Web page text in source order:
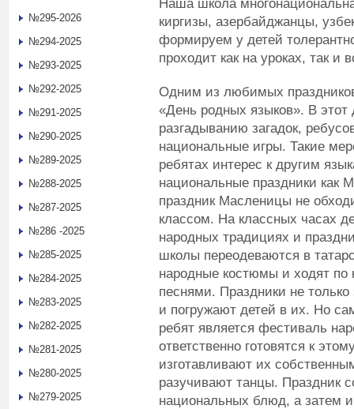
Наша школа
киргизы, азербайджанцы,
формируем у детей
проходит как на уроках, так и
Одним из любимых
«День родных языков». В этот
разгадыванию загадок,
национальные игры. Такие
ребятах интерес к другим
национальные праздники как
праздник Масленицы не
классом. На классных часах
народных традициях и
школы переодеваются в
народные костюмы и ходят по
песнями. Праздники не
и погружают детей в их. Но
ребят является фестиваль
ответственно готовятся к
изготавливают их
разучивают танцы. Праздник
национальных блюд, а затем
№295-2026
№294-2025
№293-2025
№292-2025
№291-2025
№290-2025
№289-2025
№288-2025
№287-2025
№286 -2025
№285-2025
№284-2025
№283-2025
№282-2025
№281-2025
№280-2025
№279-2025